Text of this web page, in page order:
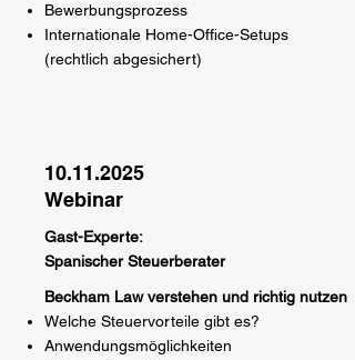
Bewerbungsprozess
Internationale Home-Office-Setups
(rechtlich abgesichert)
10.11.2025
Webinar
Gast-Experte:
Spanischer Steuerberater
Beckham Law verstehen und richtig nutzen
Welche Steuervorteile gibt es?
Anwendungsmöglichkeiten